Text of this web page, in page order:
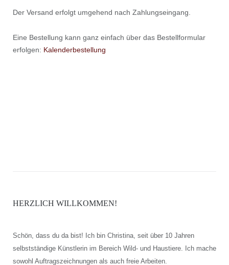
Der Versand erfolgt umgehend nach Zahlungseingang.
Eine Bestellung kann ganz einfach über das Bestellformular
erfolgen: Kalenderbestellung
HERZLICH WILLKOMMEN!
Schön, dass du da bist! Ich bin Christina, seit über 10 Jahren
selbstständige Künstlerin im Bereich Wild- und Haustiere. Ich mache
sowohl Auftragszeichnungen als auch freie Arbeiten.